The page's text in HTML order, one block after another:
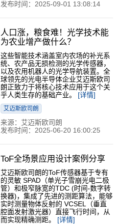
发布时间：2025-09-01 13:08:14
人口涨，粮食难！光学技术能
为农业增产做什么？
这些智能技术涵盖室内农场的补光系
统、农产品无损检测的光学传感器，
以及农用机器人的光学导航装置。全
球领先的光电半导体企业艾迈斯欧司
朗正致力于将核心技术应用于这个关
乎人类生存的基础产业。 [详情]
艾迈斯欧司朗
来源：艾迈斯欧司朗
发布时间：2025-06-20 16:00:25
ToF全场景应用设计案例分享
艾迈斯欧司朗的ToF传感器基于专有
的灵敏 SPAD（单光子雪崩光电二极
管）和极窄脉宽的TDC (时间-数字转
换器)，集成了先进的测距算法，能够
实时测量物体反射的 VCSEL（垂直
腔面发射激光器）直接飞行时间，从
而实现精确测距。 [详情]